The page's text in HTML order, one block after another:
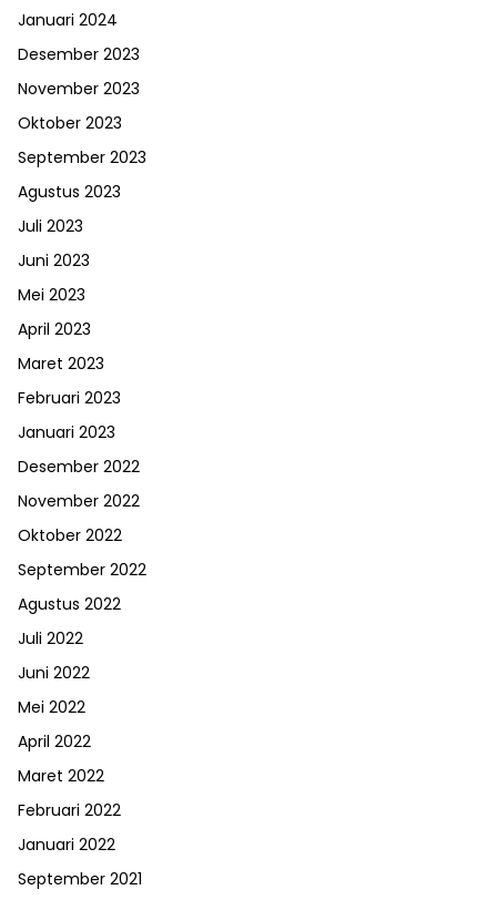
Januari 2024
Desember 2023
November 2023
Oktober 2023
September 2023
Agustus 2023
Juli 2023
Juni 2023
Mei 2023
April 2023
Maret 2023
Februari 2023
Januari 2023
Desember 2022
November 2022
Oktober 2022
September 2022
Agustus 2022
Juli 2022
Juni 2022
Mei 2022
April 2022
Maret 2022
Februari 2022
Januari 2022
September 2021